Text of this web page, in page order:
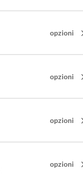
opzioni
opzioni
opzioni
opzioni